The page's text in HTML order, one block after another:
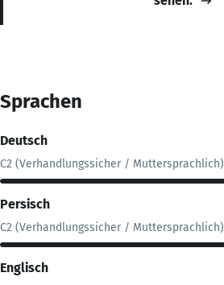
Sprachen
Deutsch
C2 (Verhandlungssicher / Muttersprachlich)
Persisch
C2 (Verhandlungssicher / Muttersprachlich)
Englisch